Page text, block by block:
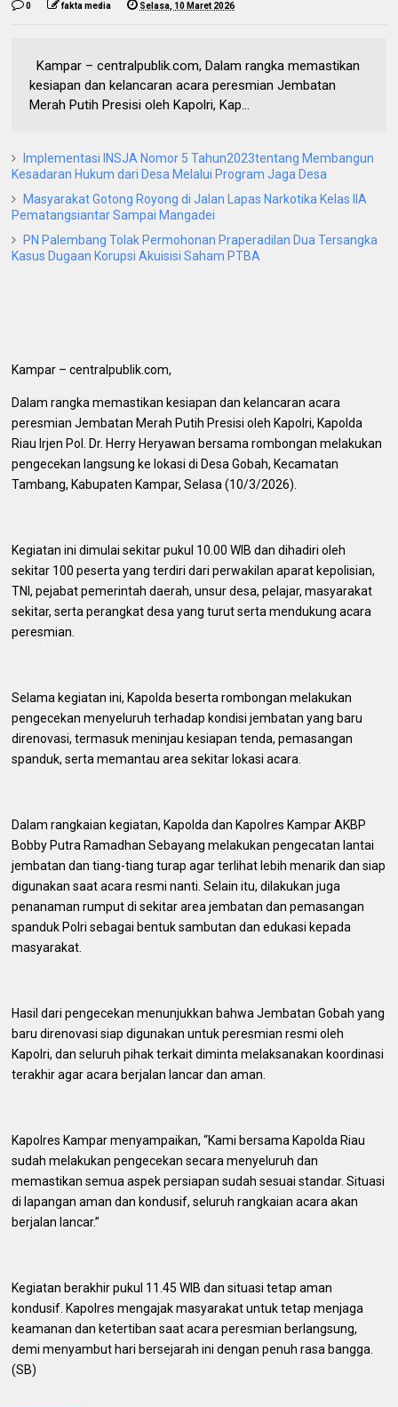
0 fakta media Selasa, 10 Maret 2026
Kampar – centralpublik.com, Dalam rangka memastikan
kesiapan dan kelancaran acara peresmian Jembatan
Merah Putih Presisi oleh Kapolri, Kap...
Implementasi INSJA Nomor 5 Tahun2023tentang Membangun
Kesadaran Hukum dari Desa Melalui Program Jaga Desa
Masyarakat Gotong Royong di Jalan Lapas Narkotika Kelas IIA
Pematangsiantar Sampai Mangadei
PN Palembang Tolak Permohonan Praperadilan Dua Tersangka
Kasus Dugaan Korupsi Akuisisi Saham PTBA
Kampar – centralpublik.com,
Dalam rangka memastikan kesiapan dan kelancaran acara
peresmian Jembatan Merah Putih Presisi oleh Kapolri, Kapolda
Riau Irjen Pol. Dr. Herry Heryawan bersama rombongan melakukan
pengecekan langsung ke lokasi di Desa Gobah, Kecamatan
Tambang, Kabupaten Kampar, Selasa (10/3/2026).
Kegiatan ini dimulai sekitar pukul 10.00 WIB dan dihadiri oleh
sekitar 100 peserta yang terdiri dari perwakilan aparat kepolisian,
TNI, pejabat pemerintah daerah, unsur desa, pelajar, masyarakat
sekitar, serta perangkat desa yang turut serta mendukung acara
peresmian.
Selama kegiatan ini, Kapolda beserta rombongan melakukan
pengecekan menyeluruh terhadap kondisi jembatan yang baru
direnovasi, termasuk meninjau kesiapan tenda, pemasangan
spanduk, serta memantau area sekitar lokasi acara.
Dalam rangkaian kegiatan, Kapolda dan Kapolres Kampar AKBP
Bobby Putra Ramadhan Sebayang melakukan pengecatan lantai
jembatan dan tiang-tiang turap agar terlihat lebih menarik dan siap
digunakan saat acara resmi nanti. Selain itu, dilakukan juga
penanaman rumput di sekitar area jembatan dan pemasangan
spanduk Polri sebagai bentuk sambutan dan edukasi kepada
masyarakat.
Hasil dari pengecekan menunjukkan bahwa Jembatan Gobah yang
baru direnovasi siap digunakan untuk peresmian resmi oleh
Kapolri, dan seluruh pihak terkait diminta melaksanakan koordinasi
terakhir agar acara berjalan lancar dan aman.
Kapolres Kampar menyampaikan, “Kami bersama Kapolda Riau
sudah melakukan pengecekan secara menyeluruh dan
memastikan semua aspek persiapan sudah sesuai standar. Situasi
di lapangan aman dan kondusif, seluruh rangkaian acara akan
berjalan lancar.”
Kegiatan berakhir pukul 11.45 WIB dan situasi tetap aman
kondusif. Kapolres mengajak masyarakat untuk tetap menjaga
keamanan dan ketertiban saat acara peresmian berlangsung,
demi menyambut hari bersejarah ini dengan penuh rasa bangga.
(SB)